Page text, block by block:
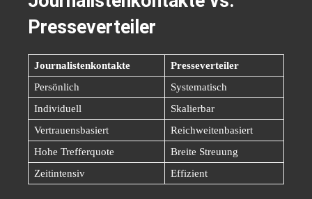
Presseverteiler
Journalistenkontakte
Presseverteiler
Persönlich
Systematisch
Individuell
Skalierbar
Vertrauensbasiert
Reichweitenbasiert
Hohe Trefferquote
Breite Streuung
Zeitintensiv
Effizient